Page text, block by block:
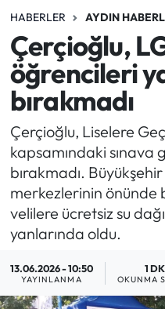
HABERLER AYDIN
Çerçioğlu,
öğrencileri
bırakmadı
Çerçioğlu, Liselere
kapsamındaki sınava
bırakmadı.
merkezlerinin önünde
velilere ücretsiz su
yanlarında oldu.
13.06.2026 - 10:50
YAYINLANMA
1 DK
OKUNMA
EĞİTİM
EKONOMİ
GÜNCEL
GÜNDEM
MAGAZİN
SAĞLIK
SİYASET
SPOR
Süper Lig Puan
Tüm Manşetler
Son Dakika Haberleri
Haber Arşivi